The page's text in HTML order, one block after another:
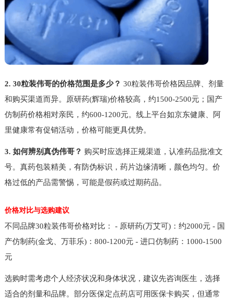
2. 30粒装伟哥的价格范围是多少？ 30粒装伟哥价格因品牌、剂量
和购买渠道而异。原研药(辉瑞)价格较高，约1500-2500元；国产
仿制药价格相对亲民，约600-1200元。线上平台如京东健康、阿
里健康常有促销活动，价格可能更具优势。
3. 如何辨别真伪伟哥？ 购买时应选择正规渠道，认准药品批准文
号。真药包装精美，有防伪标识，药片边缘清晰，颜色均匀。价
格过低的产品需警惕，可能是假药或过期药品。
价格对比与选购建议
不同品牌30粒装伟哥价格对比： - 原研药(万艾可)：约2000元 - 国
产仿制药(金戈、万菲乐)：800-1200元 - 进口仿制药：1000-1500
元
选购时需考虑个人经济状况和身体状况，建议先咨询医生，选择
适合的剂量和品牌。部分医保定点药店可用医保卡购买，但通常